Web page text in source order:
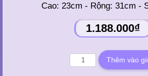
Cao: 23cm - Rộng: 31cm -
1.188.000₫